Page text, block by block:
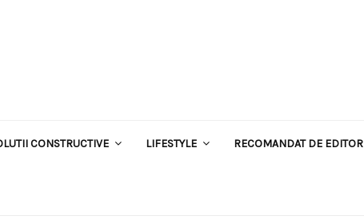
CONSTRUCTIVE LIFESTYLE RECOMANDAT DE EDITOR